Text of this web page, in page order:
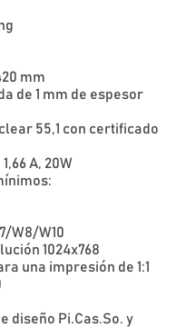
mm
de 1 mm de espesor
55,1 con certificado
A, 20W
W8/W10
1024x768
una impresión de 1:1
diseño Pi.Cas.So. y